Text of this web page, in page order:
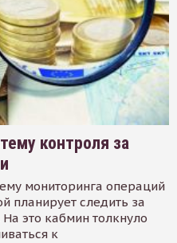
контроля за
мониторинга операций
планирует следить за
это кабмин толкнуло
к